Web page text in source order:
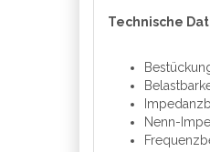
Technische
Nenn-